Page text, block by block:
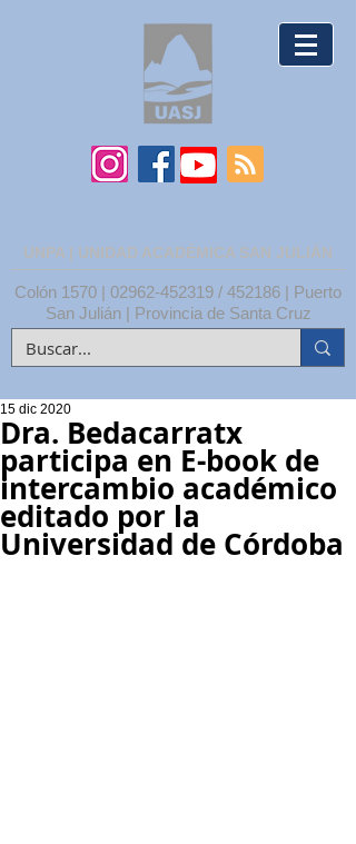
UNPA | UNIDAD ACADÉMICA SAN JULIÁN
Colón 1570 | 02962-452319 / 452186 | Puerto
San Julián | Provincia de Santa Cruz
Dra. Bedacarratx
participa en E-book de
intercambio académico
editado por la
Universidad de Córdoba
15 dic 2020